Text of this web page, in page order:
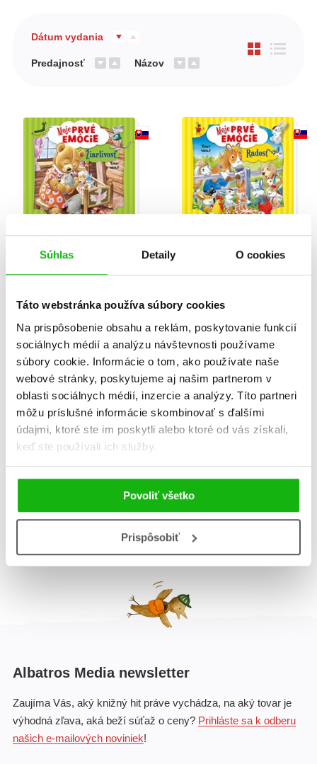
Súhlas Detaily O cookies
Táto webstránka používa súbory cookies
Na prispôsobenie obsahu a reklám, poskytovanie funkcií
sociálnych médií a analýzu návštevnosti používame
súbory cookie. Informácie o tom, ako používate naše
webové stránky, poskytujeme aj našim partnerom v
oblasti sociálnych médií, inzercie a analýzy. Títo partneri
môžu príslušné informácie skombinovať s ďalšími
údajmi, ktoré ste im poskytli alebo ktoré od vás získali,
keď ste používali ich služby.
Povoliť všetko
Prispôsobiť
Dátum vydania
Predajnosť Názov
Moje prvé emócie -
Moje prvé emócie -
Moje prvé emócie -
Hanblivosť
Moje prvé emócie -
Celkom kníh:4
Albatros Media newsletter
Zaujíma Vás, aký knižný hit práve vychádza, na aký tovar je
výhodná zľava, aká beží súťaž o ceny? Prihláste sa k odberu
našich e-mailových noviniek!